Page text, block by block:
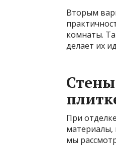
Вторым
комнаты.
делает их
При
материалы,
мы